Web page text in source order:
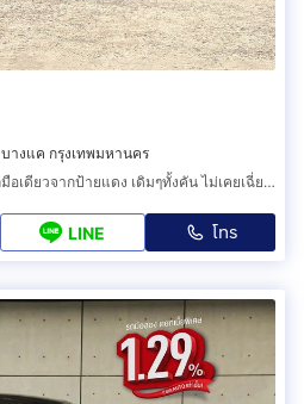
บางแค กรุงเทพมหานคร
Toyota Camry 2.0 G ปี 2021 รถมือเดียวจากป้ายแดง เดิมๆทั้งคัน ไม่เคยเฉี่ยวชน แม้แต่น็อตสักตัวก็ยังไม่เคยไข สภาพใหม่มาก ฟรีดาวน์ ออกรถง่ายๆ
LINE โทร